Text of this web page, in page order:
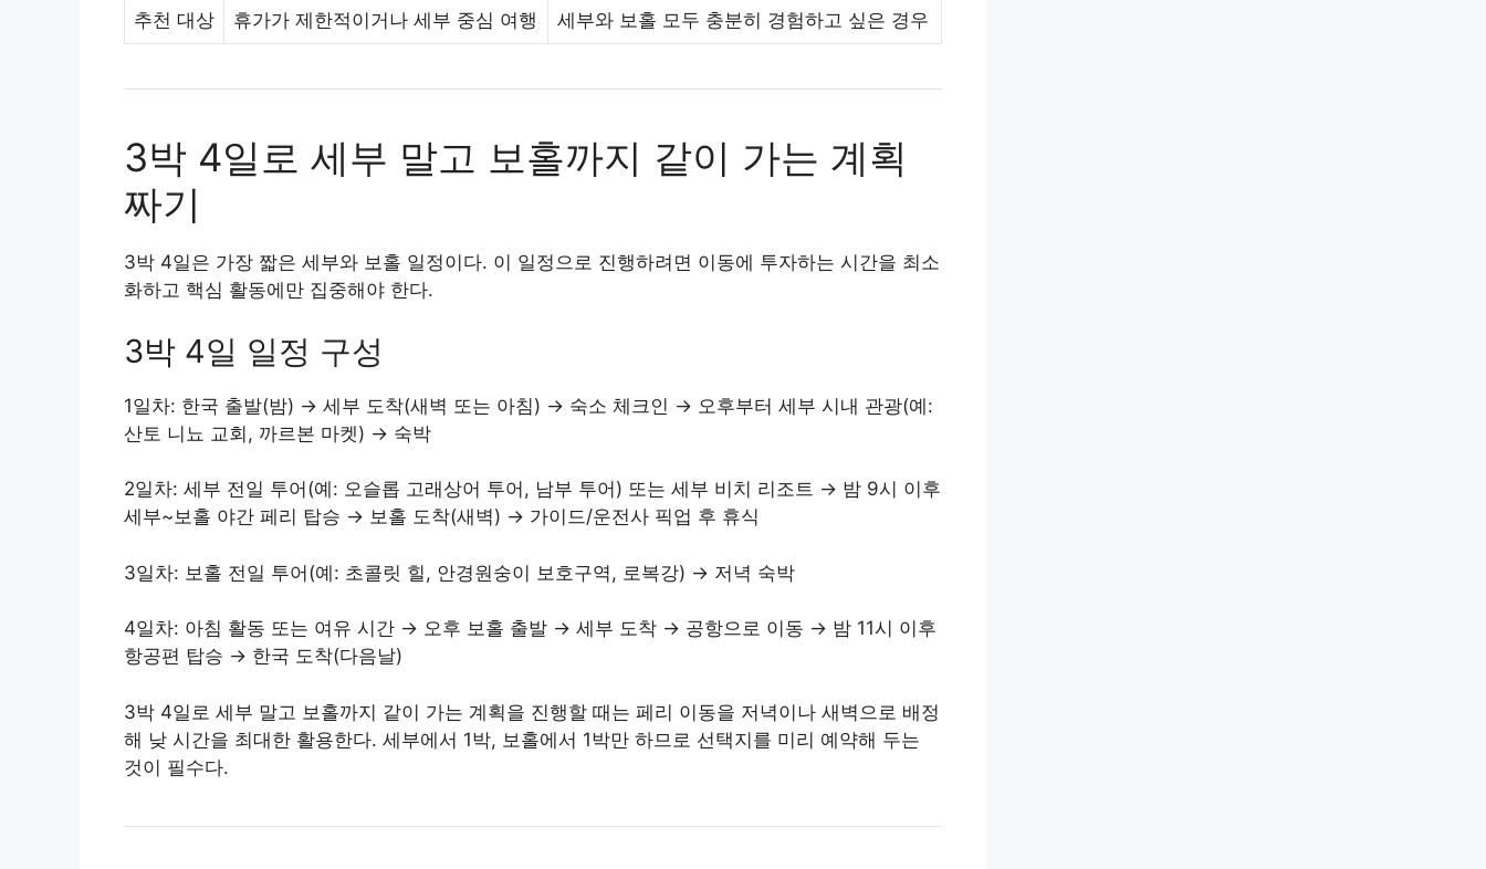
추천 대상 휴가가 제한적이거나 세부 중심 여행 세부와 보홀 모두 충분히 경험하고 싶은 경우
3박 4일로 세부 말고 보홀까지 같이 가는 계획
짜기
3박 4일은 가장 짧은 세부와 보홀 일정이다. 이 일정으로 진행하려면 이동에 투자하는 시간을 최소
화하고 핵심 활동에만 집중해야 한다.
3박 4일 일정 구성
1일차: 한국 출발(밤) → 세부 도착(새벽 또는 아침) → 숙소 체크인 → 오후부터 세부 시내 관광(예:
산토 니뇨 교회, 까르본 마켓) → 숙박
2일차: 세부 전일 투어(예: 오슬롭 고래상어 투어, 남부 투어) 또는 세부 비치 리조트 → 밤 9시 이후
세부~보홀 야간 페리 탑승 → 보홀 도착(새벽) → 가이드/운전사 픽업 후 휴식
3일차: 보홀 전일 투어(예: 초콜릿 힐, 안경원숭이 보호구역, 로복강) → 저녁 숙박
4일차: 아침 활동 또는 여유 시간 → 오후 보홀 출발 → 세부 도착 → 공항으로 이동 → 밤 11시 이후
항공편 탑승 → 한국 도착(다음날)
3박 4일로 세부 말고 보홀까지 같이 가는 계획을 진행할 때는 페리 이동을 저녁이나 새벽으로 배정
해 낮 시간을 최대한 활용한다. 세부에서 1박, 보홀에서 1박만 하므로 선택지를 미리 예약해 두는
것이 필수다.